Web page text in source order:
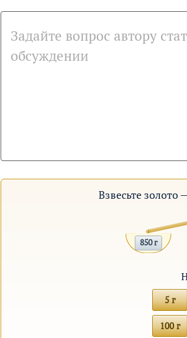
Взвесьте золото
850 г
5 г
100 г